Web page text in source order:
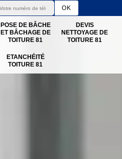
POSE DE BÂCHE
ET BÂCHAGE DE
TOITURE 81
DEVIS
NETTOYAGE DE
TOITURE 81
ETANCHÉITÉ
TOITURE 81